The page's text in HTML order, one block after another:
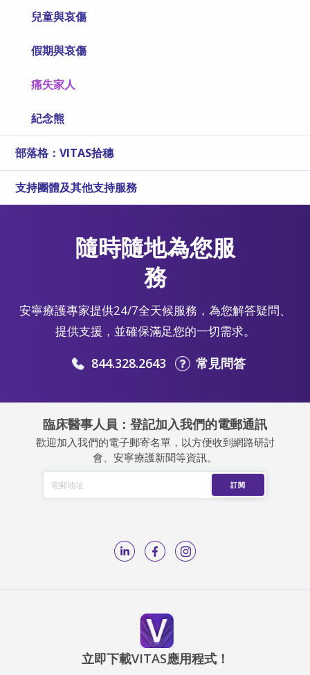
兒童與哀傷
假期與哀傷
痛失家人
紀念熊
部落格：VITAS拾穗
支持團體及其他支持服務
隨時隨地為您服
務
安寧療護專家提供24/7全天候服務，為您解答疑問、
提供支援，並確保滿足您的一切需求。
844.328.2643 常見問答
臨床醫事人員：登記加入我們的電郵通訊
歡迎加入我們的電子郵寄名單，以方便收到網路研討
會、安寧療護新聞等資訊。
立即下載VITAS應用程式！